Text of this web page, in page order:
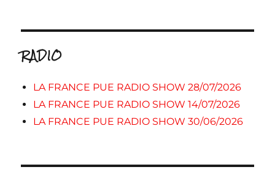
RADIO
LA FRANCE PUE RADIO SHOW 28/07/2026
LA FRANCE PUE RADIO SHOW 14/07/2026
LA FRANCE PUE RADIO SHOW 30/06/2026